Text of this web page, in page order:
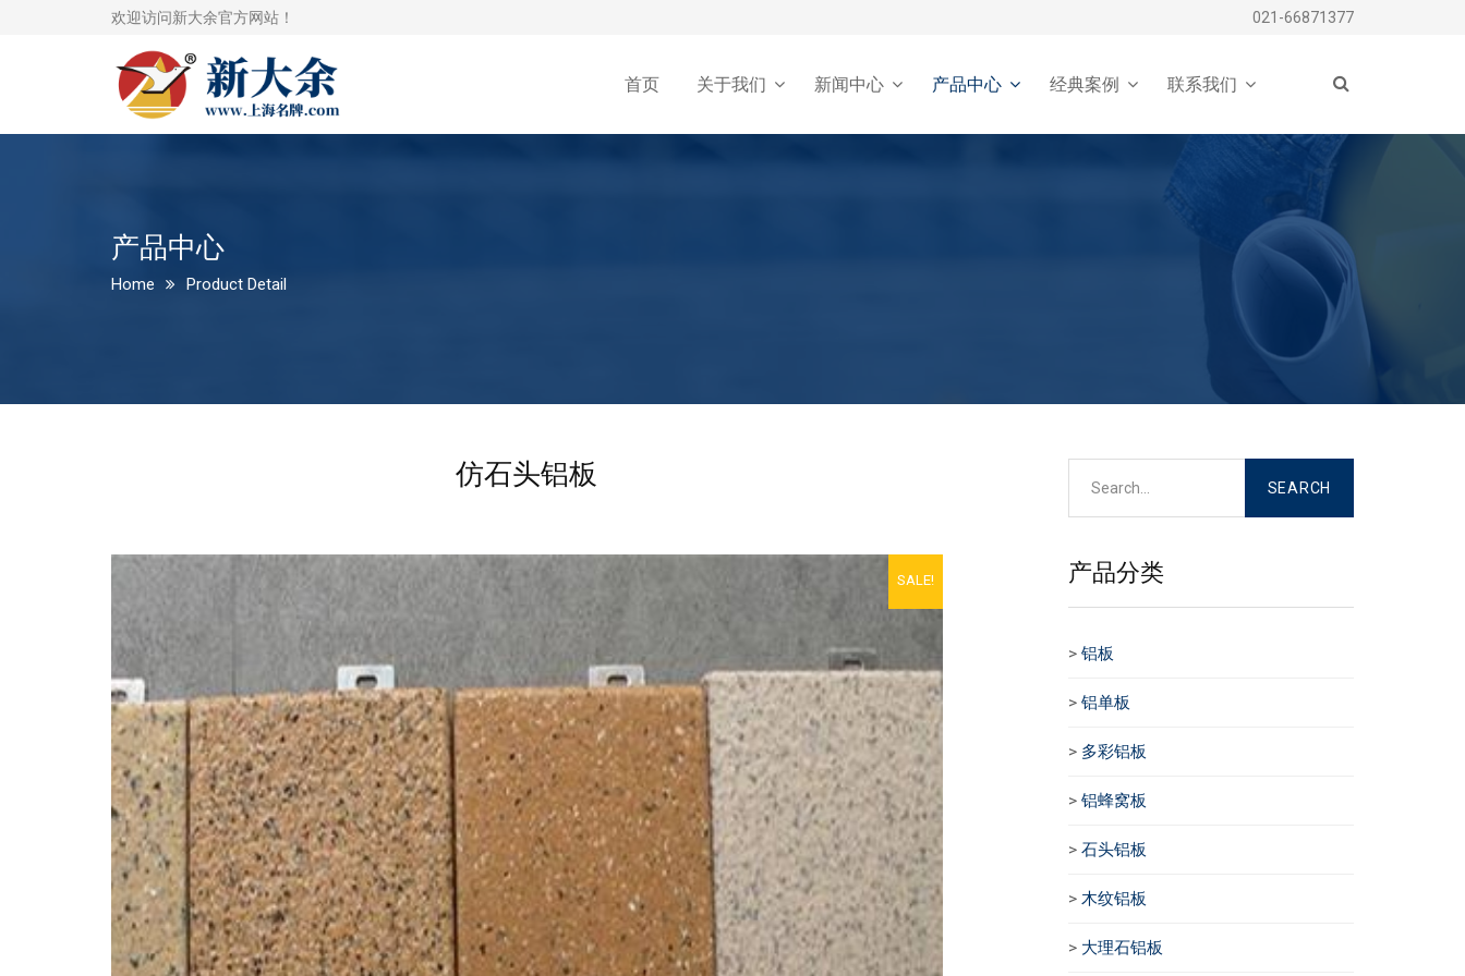
欢迎访问新大余官方网站！ 021-66871377
首页 关于我们 新闻中心 产品中心 经典案例 联系我们
产品中心
Home Product Detail
仿石头铝板
SALE! 产品分类
> 铝板
> 铝单板
> 多彩铝板
> 铝蜂窝板
> 石头铝板
> 木纹铝板
> 大理石铝板